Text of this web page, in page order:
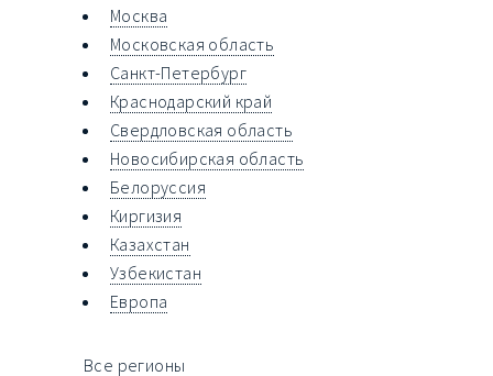
Москва
Московская область
Санкт-Петербург
Краснодарский край
Свердловская область
Новосибирская область
Белоруссия
Киргизия
Казахстан
Узбекистан
Европа
Все регионы